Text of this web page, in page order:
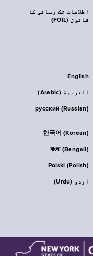
اطلاعات تک رسائی کا
قانون (FOIL)
English
العربية (Arabic)
русский (Russian)
한국어 (Korean)
বাংলা (Bengali)
Polski (Polish)
اردو (Urdu)